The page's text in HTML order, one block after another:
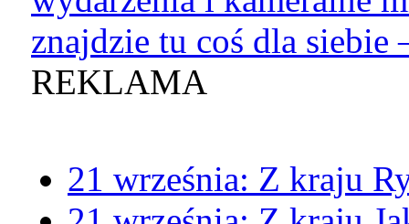
znajdzie tu coś dla siebie
REKLAMA
21 września: Z kraju